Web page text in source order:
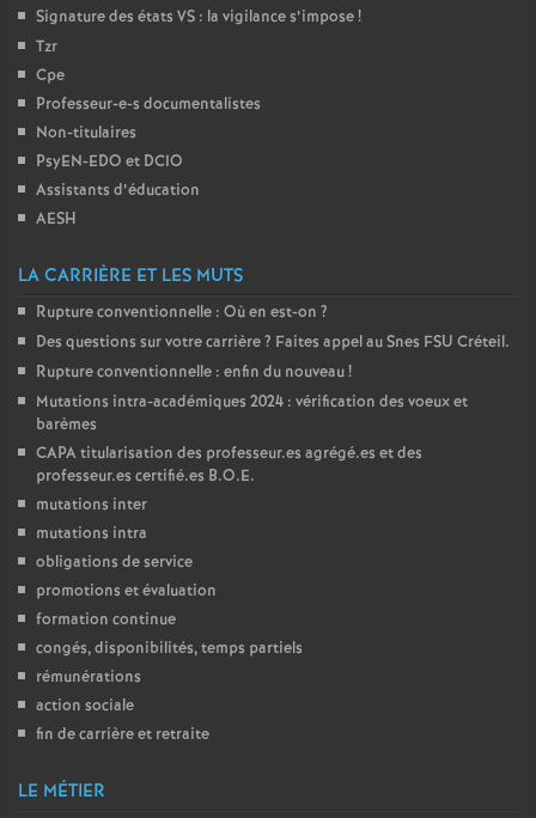
Signature des états VS : la vigilance s’impose!
Tzr
Cpe
Professeur-e-s documentalistes
Non-titulaires
PsyEN-EDO et DCIO
Assistants d’éducation
AESH
LA CARRIÈRE ET LES MUTS
Rupture conventionnelle : Où en est-on ?
Des questions sur votre carrière? Faites appel au Snes FSU Créteil.
Rupture conventionnelle : enfin du nouveau!
Mutations intra-académiques 2024 : vérification des voeux et
barèmes
CAPAtitularisation des professeur.es agrégé.es et des
professeur.es certifié.es B.O.E.
mutations inter
mutations intra
obligations de service
promotions et évaluation
formation continue
congés, disponibilités, temps partiels
rémunérations
action sociale
fin de carrière et retraite
LE MÉTIER